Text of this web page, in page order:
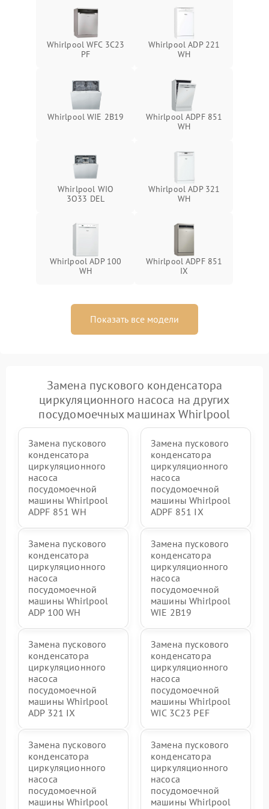
Whirlpool WFC 3C23
PF
Whirlpool ADP 221
WH
Whirlpool WIE 2B19
Whirlpool ADPF 851
WH
Whirlpool WIO
3O33 DEL
Whirlpool ADP 321
WH
Whirlpool ADP 100
WH
Whirlpool ADPF 851
IX
Показать все модели
Замена пускового конденсатора
циркуляционного насоса на других
посудомоечных машинах Whirlpool
Замена пускового
конденсатора
циркуляционного
насоса
посудомоечной
машины Whirlpool
ADPF 851 WH
Замена пускового
конденсатора
циркуляционного
насоса
посудомоечной
машины Whirlpool
ADPF 851 IX
Замена пускового
конденсатора
циркуляционного
насоса
посудомоечной
машины Whirlpool
ADP 100 WH
Замена пускового
конденсатора
циркуляционного
насоса
посудомоечной
машины Whirlpool
WIE 2B19
Замена пускового
конденсатора
циркуляционного
насоса
посудомоечной
машины Whirlpool
ADP 321 IX
Замена пускового
конденсатора
циркуляционного
насоса
посудомоечной
машины Whirlpool
WIC 3C23 PEF
Замена пускового
конденсатора
циркуляционного
насоса
посудомоечной
машины Whirlpool
Замена пускового
конденсатора
циркуляционного
насоса
посудомоечной
машины Whirlpool